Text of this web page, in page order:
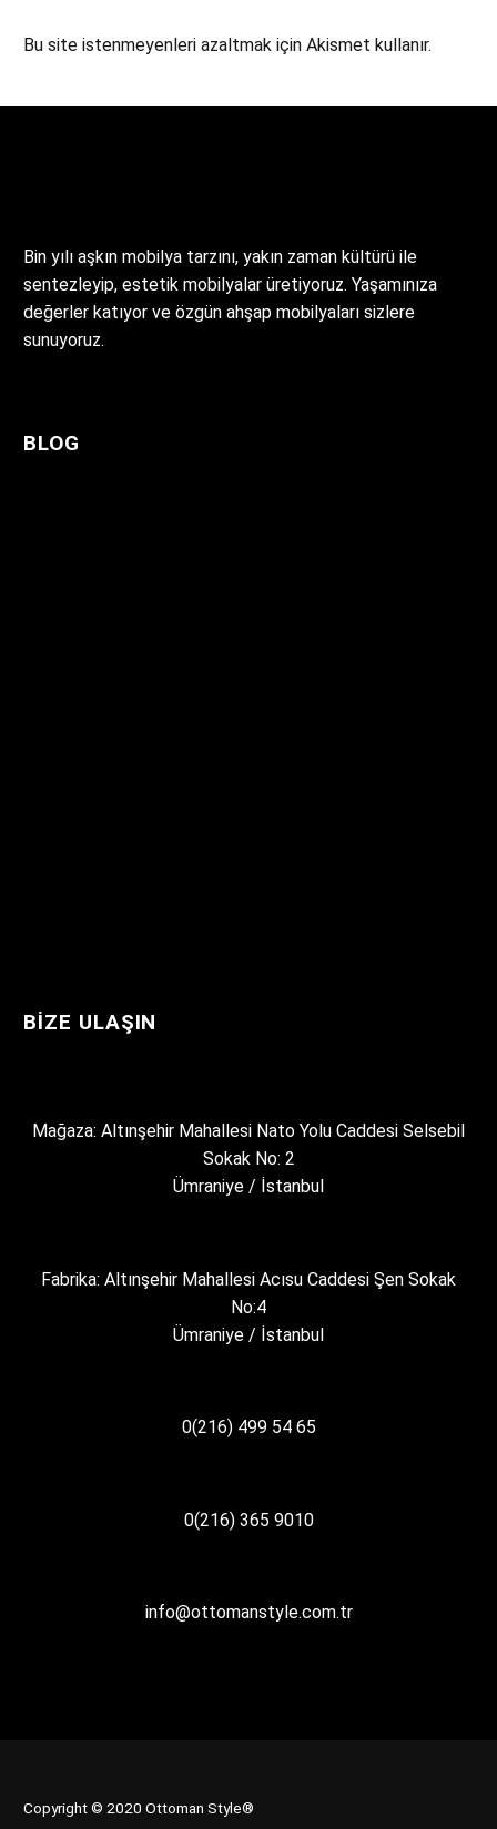
Bu site istenmeyenleri azaltmak için Akismet kullanır.
Bin yılı aşkın mobilya tarzını, yakın zaman kültürü ile
sentezleyip, estetik mobilyalar üretiyoruz. Yaşamınıza
değerler katıyor ve özgün ahşap mobilyaları sizlere
sunuyoruz.
BLOG
BIZE ULAŞIN
Mağaza: Altınşehir Mahallesi Nato Yolu Caddesi Selsebil
Sokak No: 2
Ümraniye / İstanbul
Fabrika: Altınşehir Mahallesi Acısu Caddesi Şen Sokak
No:4
Ümraniye / İstanbul
0(216) 499 54 65
0(216) 365 9010
info@ottomanstyle.com.tr
Copyright © 2020 Ottoman Style®